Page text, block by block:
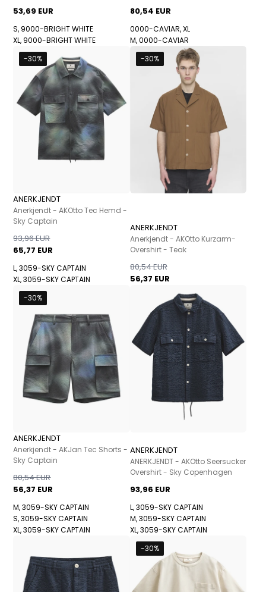
53,69 EUR
S, 9000-BRIGHT WHITE
XL, 9000-BRIGHT WHITE
80,54 EUR
0000-CAVIAR, XL
M, 0000-CAVIAR
-30%
ANERKJENDT
Anerkjendt - AKOtto Tec Hemd -
Sky Captain
65,77 EUR
93,96 EUR
L, 3059-SKY CAPTAIN
XL, 3059-SKY CAPTAIN
-30%
ANERKJENDT
Anerkjendt - AKOtto Kurzarm-
Overshirt - Teak
56,37 EUR
80,54 EUR
-30%
ANERKJENDT
Anerkjendt - AKJan Tec Shorts -
Sky Captain
56,37 EUR
80,54 EUR
M, 3059-SKY CAPTAIN
S, 3059-SKY CAPTAIN
XL, 3059-SKY CAPTAIN
ANERKJENDT
ANERKJENDT - AKOtto Seersucker
Overshirt - Sky Copenhagen
93,96 EUR
L, 3059-SKY CAPTAIN
M, 3059-SKY CAPTAIN
XL, 3059-SKY CAPTAIN
-30%